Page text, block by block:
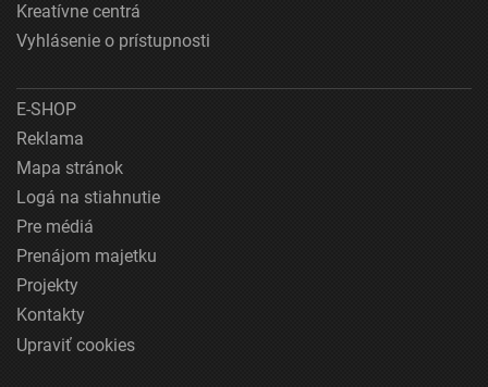
Kreatívne centrá
Vyhlásenie o prístupnosti
E-SHOP
Reklama
Mapa stránok
Logá na stiahnutie
Pre médiá
Prenájom majetku
Projekty
Kontakty
Upraviť cookies